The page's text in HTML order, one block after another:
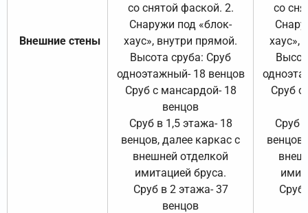
Внешние стены
со снятой фаской. 2.
Снаружи под «блок-
хаус», внутри прямой.
Высота сруба: Сруб
одноэтажный- 18 венцов
Сруб с мансардой- 18
венцов
Сруб в 1,5 этажа- 18
венцов, далее каркас с
внешней отделкой
имитацией бруса.
Сруб в 2 этажа- 37
венцов
со
хаус»,
Сруб с
Сруб
Сруб